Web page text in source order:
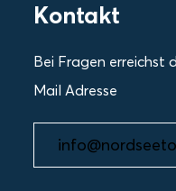
Kontakt
Bei Fragen erreichst
Mail Adresse